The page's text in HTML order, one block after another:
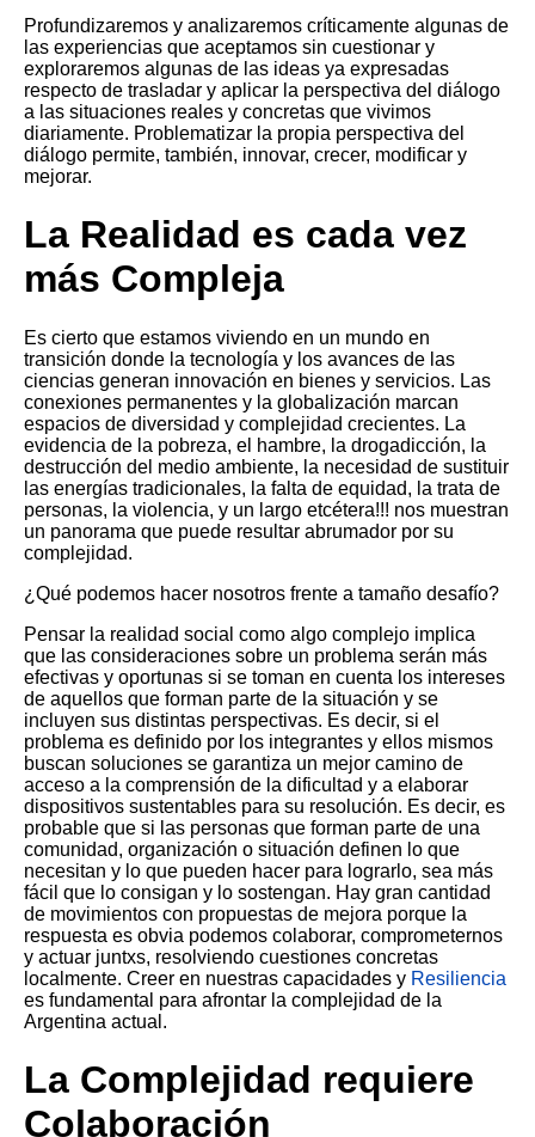
Profundizaremos y analizaremos críticamente algunas de
las experiencias que aceptamos sin cuestionar y
exploraremos algunas de las ideas ya expresadas
respecto de trasladar y aplicar la perspectiva del diálogo
a las situaciones reales y concretas que vivimos
diariamente. Problematizar la propia perspectiva del
diálogo permite, también, innovar, crecer, modificar y
mejorar.
La Realidad es cada vez
más Compleja
Es cierto que estamos viviendo en un mundo en
transición donde la tecnología y los avances de las
ciencias generan innovación en bienes y servicios. Las
conexiones permanentes y la globalización marcan
espacios de diversidad y complejidad crecientes. La
evidencia de la pobreza, el hambre, la drogadicción, la
destrucción del medio ambiente, la necesidad de sustituir
las energías tradicionales, la falta de equidad, la trata de
personas, la violencia, y un largo etcétera!!! nos muestran
un panorama que puede resultar abrumador por su
complejidad.
¿Qué podemos hacer nosotros frente a tamaño desafío?
Pensar la realidad social como algo complejo implica
que las consideraciones sobre un problema serán más
efectivas y oportunas si se toman en cuenta los intereses
de aquellos que forman parte de la situación y se
incluyen sus distintas perspectivas. Es decir, si el
problema es definido por los integrantes y ellos mismos
buscan soluciones se garantiza un mejor camino de
acceso a la comprensión de la dificultad y a elaborar
dispositivos sustentables para su resolución. Es decir, es
probable que si las personas que forman parte de una
comunidad, organización o situación definen lo que
necesitan y lo que pueden hacer para lograrlo, sea más
fácil que lo consigan y lo sostengan. Hay gran cantidad
de movimientos con propuestas de mejora porque la
respuesta es obvia podemos colaborar, comprometernos
y actuar juntxs, resolviendo cuestiones concretas
localmente. Creer en nuestras capacidades y Resiliencia
es fundamental para afrontar la complejidad de la
Argentina actual.
La Complejidad requiere
Colaboración